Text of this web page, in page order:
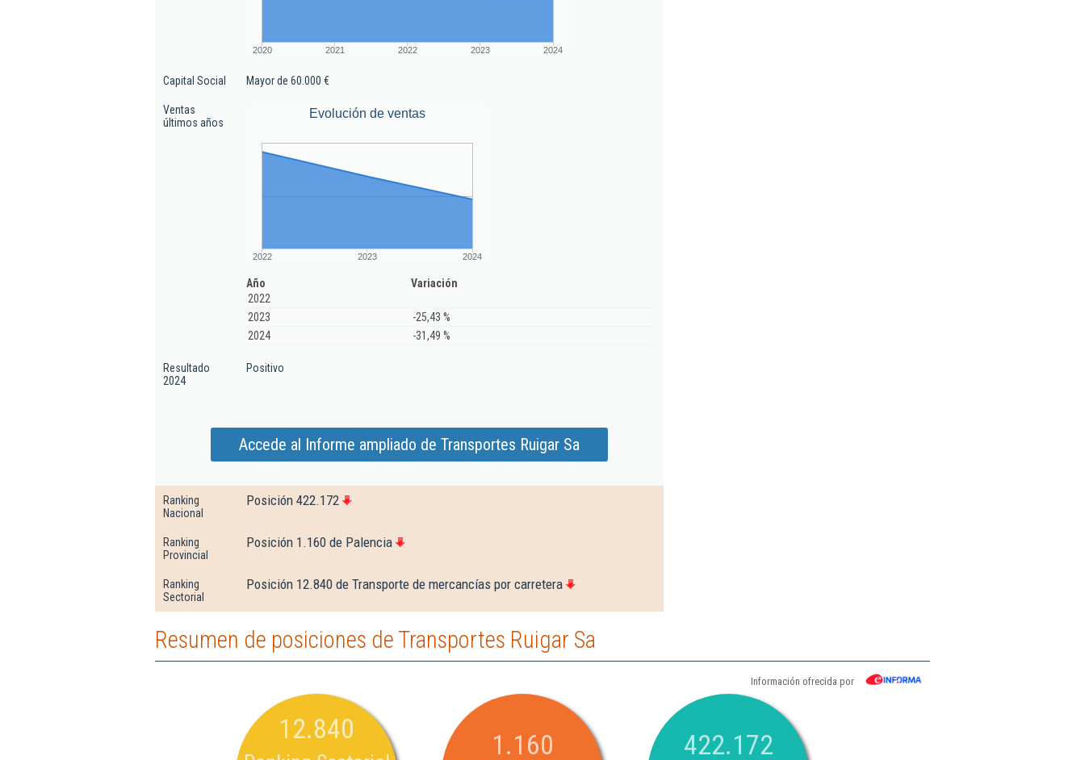
2020 2021 2022 2023 2024
Capital Social Mayor de 60.000 €
Ventas
últimos años
Evolución de ventas
2022 2023 2024
Año
Variación
2022
2023
-25,43 %
2024
-31,49 %
Resultado
2024
Positivo
Accede al Informe ampliado de Transportes Ruigar Sa
Ranking
Nacional
Posición 422.172
Ranking
Provincial
Posición 1.160 de Palencia
Ranking
Sectorial
Posición 12.840 de Transporte de mercancías por carretera
Resumen de posiciones de Transportes Ruigar Sa
Información ofrecida por
12.840 1.160 422.172